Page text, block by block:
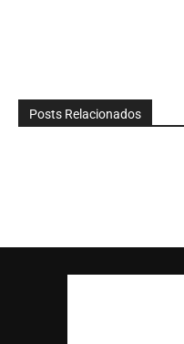
Posts Relacionados